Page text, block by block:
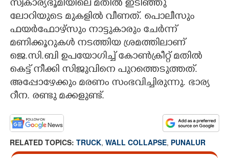
സ്വകാര്യഭൂമിയിലെ മതിൽ ഇടിഞ്ഞു
ലോറിയുടെ മുകളിൽ വീണത്. പൊലീസും
ഫയർഫോഴ്സും നാട്ടുകാരും ചേർന്ന്
മണിക്കൂറുകൾ നടത്തിയ ശ്രമത്തിലാണ്
ജെ.സി.ബി ഉപയോഗിച്ച് കോൺക്രീറ്റ് മതിൽ
കെട്ട് നീക്കി സിജുവിനെ പുറത്തെടുത്തത്.
അപ്പോഴേക്കും മരണം സംഭവിച്ചിരുന്നു. ഭാര്യ
റീന. രണ്ടു മക്കളുണ്ട്.
RELATED TOPICS: TRUCK, WALL COLLAPSE, PUNALUR